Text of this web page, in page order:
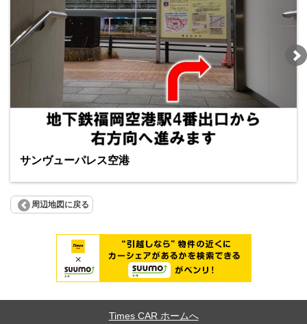
サンヴューパレス空港
周辺地図に戻る
Times CAR ホームへ